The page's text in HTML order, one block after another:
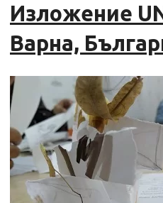
Изложение
Варна,